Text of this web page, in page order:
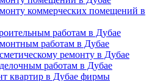
коммерческих помещений в
работам в Дубае
работам в Дубае
ремонту в Дубае
работам в Дубае
квартир в Дубае фирмы